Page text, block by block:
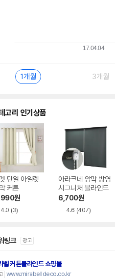
1개월 3개월
고리 인기상품
단열 아일렛
커튼
원
4.0 (3)
아라크네 암막 방염
시그니처 블라인드
6,700원
4.6 (407)
링크 광고
벨 커튼블라인드 쇼핑몰
www.mirabelldeco.co.kr